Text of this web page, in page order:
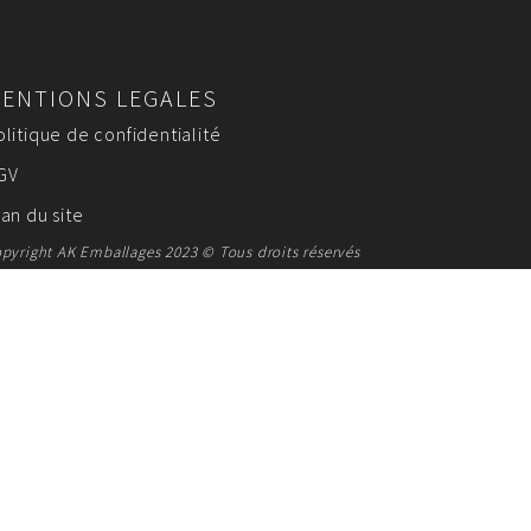
LEGALES
de confidentialité
du site
AK Emballages 2023 © Tous droits réservés